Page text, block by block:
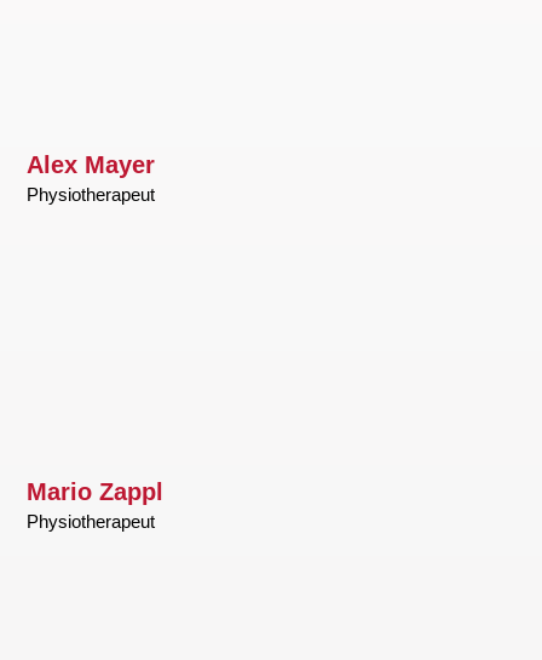
Alex Mayer
Physiotherapeut
Mario Zappl
Physiotherapeut